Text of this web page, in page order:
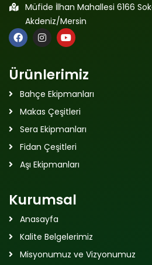
Müfide İlhan Mahallesi 6166
Akdeniz/Mersin
Ürünlerimiz
Bahçe Ekipmanları
Makas Çeşitleri
Sera Ekipmanları
Fidan Çeşitleri
Aşı Ekipmanları
Kurumsal
Anasayfa
Kalite Belgelerimiz
Misyonumuz ve Vizyonumuz